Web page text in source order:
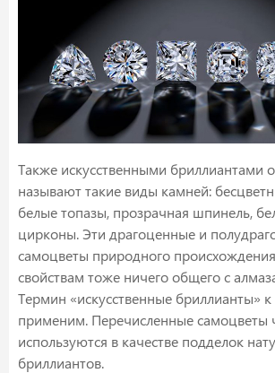
Также искусственными бриллиантами
называют такие виды камней:
белые топазы, прозрачная шпинель,
цирконы. Эти драгоценные и
самоцветы природного
свойствам тоже ничего общего с
Термин «искусственные бриллианты»
применим. Перечисленные самоцветы
используются в качестве подделок
бриллиантов.